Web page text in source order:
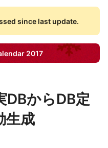
since last update.
2017
からDB定
生成